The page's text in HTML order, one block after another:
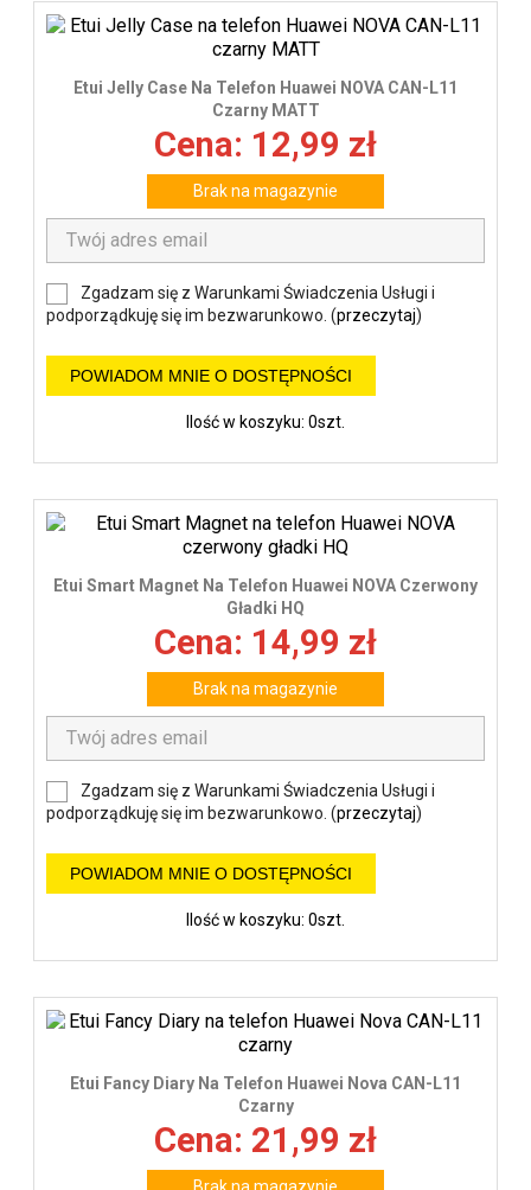
Etui Jelly Case Na Telefon Huawei NOVA CAN-L11
Czarny MATT
Cena: 12,99 zł
Brak na magazynie
Zgadzam się z Warunkami Świadczenia Usługi i
podporządkuję się im bezwarunkowo. (przeczytaj)
POWIADOM MNIE O DOSTĘPNOŚCI
Ilość w koszyku: 0szt.
Etui Smart Magnet Na Telefon Huawei NOVA Czerwony
Gładki HQ
Cena: 14,99 zł
Brak na magazynie
Zgadzam się z Warunkami Świadczenia Usługi i
podporządkuję się im bezwarunkowo. (przeczytaj)
POWIADOM MNIE O DOSTĘPNOŚCI
Ilość w koszyku: 0szt.
Etui Fancy Diary Na Telefon Huawei Nova CAN-L11
Czarny
Cena: 21,99 zł